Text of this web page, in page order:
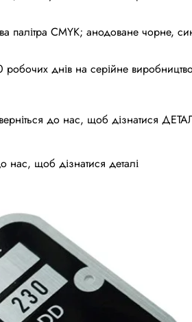
палітра CMYK; анодоване чорне,
днів на серійне
до нас, щоб дізнатися
нас, щоб дізнатися деталі